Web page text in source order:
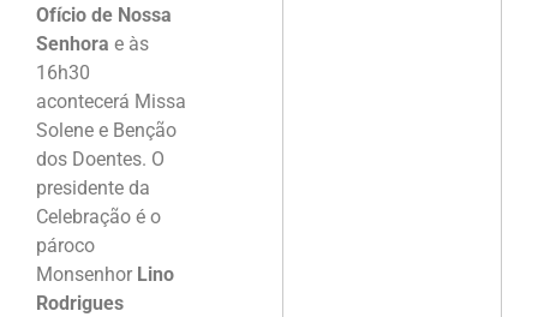
Ofício de Nossa
Senhora e às
16h30
acontecerá Missa
Solene e Benção
dos Doentes. O
presidente da
Celebração é o
pároco
Monsenhor Lino
Rodrigues